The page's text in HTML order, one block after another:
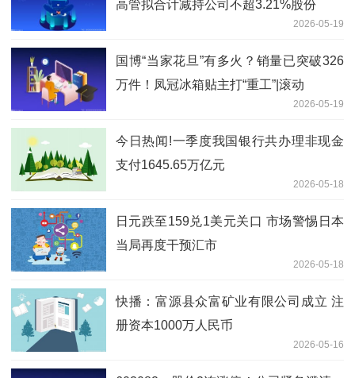
高管拟合计减持公司不超3.21%股份
2026-05-19
国博“当家花旦”有多火？销量已突破326
万件！凤冠冰箱贴主打“重工”|滚动
2026-05-19
今日热闻!一季度我国银行共办理非现金
支付1645.65万亿元
2026-05-18
日元跌至159兑1美元关口 市场警惕日本
当局再度干预汇市
2026-05-18
快播：富源县众富矿业有限公司成立 注
册资本1000万人民币
2026-05-16